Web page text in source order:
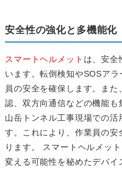
安全性の強化と多機能化
スマートヘルメット は、安全
います。転倒検知やSOSア
員の安全を確保します。ま
認、双方向通信などの機能も
山岳トンネル工事現場での活
す。これにより、作業員の安
ります。 スマートヘルメッ
変える可能性を秘めたデバイ